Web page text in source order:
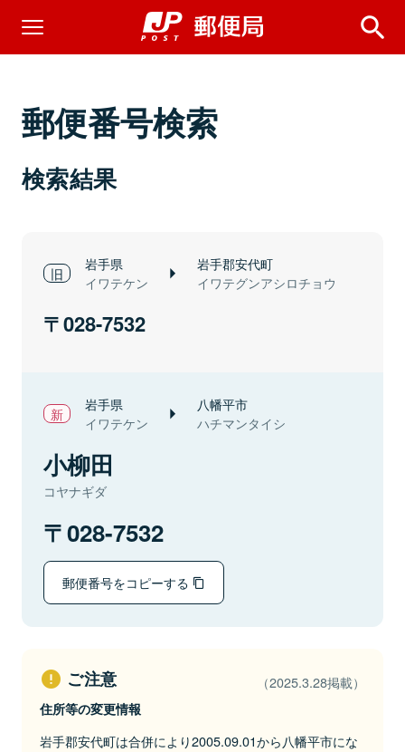
郵便番号検索
検索結果
岩手県
イワテケン
岩手郡安代町
イワテグンアシロチョウ
028-7532
岩手県
イワテケン
八幡平市
ハチマンタイシ
小柳田
コヤナギダ
028-7532
郵便番号をコピーする
ご注意 （2025.3.28掲載）
住所等の変更情報
岩手郡安代町は合併により2005.09.01から八幡平市にな